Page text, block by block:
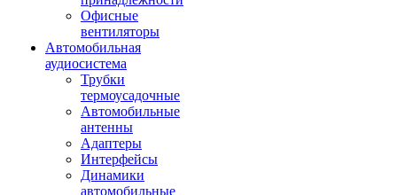
Офисные
вентиляторы
Автомобильная
аудиосистема
Трубки
термоусадочные
Автомобильные
антенны
Адаптеры
Интерфейсы
Динамики
автомобильные